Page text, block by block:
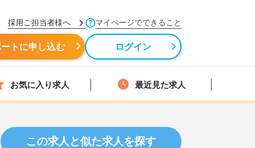
採用ご担当者様へ マイページでできること
トに申し込む ログイン
お気に入り求人 最近見た求人
この求人と似た求人を探す